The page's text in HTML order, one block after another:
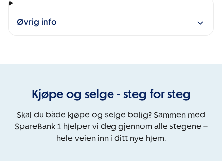
Øvrig info
Kjøpe og selge - steg for steg
Skal du både kjøpe og selge bolig? Sammen med
SpareBank 1 hjelper vi deg gjennom alle stegene –
hele veien inn i ditt nye hjem.